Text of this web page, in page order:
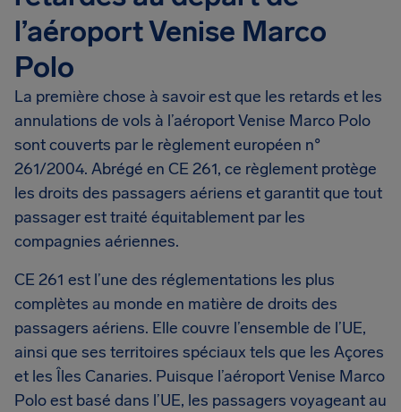
l’aéroport Venise Marco
Polo
La première chose à savoir est que les retards et les
annulations de vols à l’aéroport Venise Marco Polo
sont couverts par le règlement européen n°
261/2004. Abrégé en CE 261, ce règlement protège
les droits des passagers aériens et garantit que tout
passager est traité équitablement par les
compagnies aériennes.
CE 261 est l’une des réglementations les plus
complètes au monde en matière de droits des
passagers aériens. Elle couvre l’ensemble de l’UE,
ainsi que ses territoires spéciaux tels que les Açores
et les Îles Canaries. Puisque l’aéroport Venise Marco
Polo est basé dans l’UE, les passagers voyageant au